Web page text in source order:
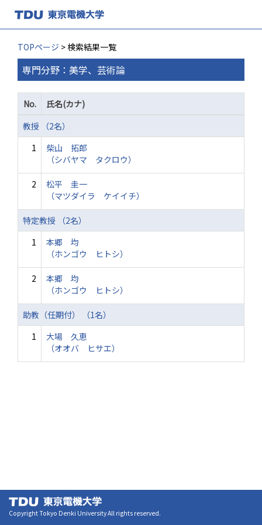
TOPページ > 検索結果一覧
専門分野：美学、芸術論
No.
氏名(カナ)
教授 （2名）
1
柴山 拓郎
（シバヤマ タクロウ）
2
松平 圭一
（マツダイラ ケイイチ）
特定教授 （2名）
1
本郷 均
（ホンゴウ ヒトシ）
2
本郷 均
（ホンゴウ ヒトシ）
助教（任期付） （1名）
1
大場 久恵
（オオバ ヒサエ）
Copyright Tokyo Denki University All rights reserved.